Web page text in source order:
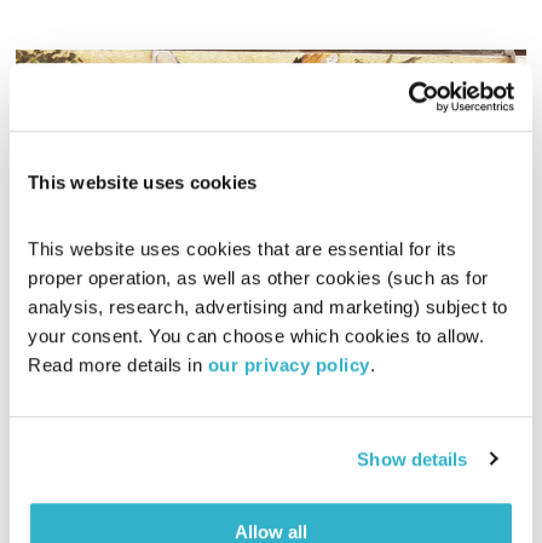
This website uses cookies
This website uses cookies that are essential for its
proper operation, as well as other cookies (such as for
analysis, research, advertising and marketing) subject to
your consent. You can choose which cookies to allow.
Read more details in our privacy policy.
Show details
Allow all
ארקדי דוכין ועמית שלו בשיחה פתוחה וכנה על מה שבין חכמת